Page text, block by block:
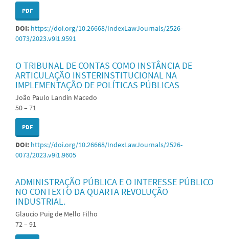
PDF
DOI: https://doi.org/10.26668/IndexLawJournals/2526-
0073/2023.v9i1.9591
O TRIBUNAL DE CONTAS COMO INSTÂNCIA DE
ARTICULAÇÃO INSTERINSTITUCIONAL NA
IMPLEMENTAÇÃO DE POLÍTICAS PÚBLICAS
João Paulo Landin Macedo
50 – 71
PDF
DOI: https://doi.org/10.26668/IndexLawJournals/2526-
0073/2023.v9i1.9605
ADMINISTRAÇÃO PÚBLICA E O INTERESSE PÚBLICO
NO CONTEXTO DA QUARTA REVOLUÇÃO
INDUSTRIAL.
Glaucio Puig de Mello Filho
72 – 91